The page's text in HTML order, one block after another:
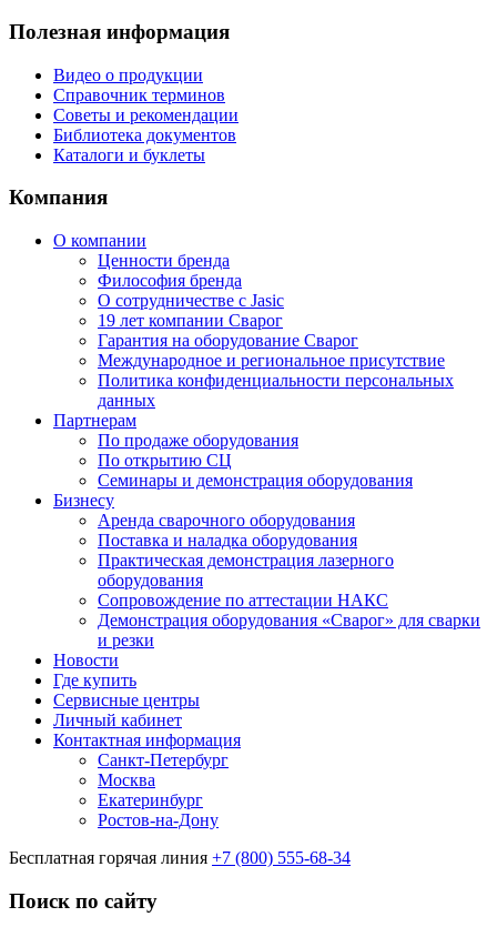
Полезная информация
Видео о продукции
Справочник терминов
Советы и рекомендации
Библиотека документов
Каталоги и буклеты
Компания
О компании
Ценности бренда
Философия бренда
О сотрудничестве с Jasic
19 лет компании Сварог
Гарантия на оборудование Сварог
Международное и региональное присутствие
Политика конфиденциальности персональных
данных
Партнерам
По продаже оборудования
По открытию СЦ
Семинары и демонстрация оборудования
Бизнесу
Аренда сварочного оборудования
Поставка и наладка оборудования
Практическая демонстрация лазерного
оборудования
Сопровождение по аттестации НАКС
Демонстрация оборудования «Сварог» для сварки
и резки
Новости
Где купить
Сервисные центры
Личный кабинет
Контактная информация
Санкт-Петербург
Москва
Екатеринбург
Ростов-на-Дону
Бесплатная горячая линия +7 (800) 555-68-34
Поиск по сайту